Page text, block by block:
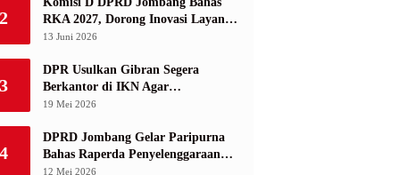
2
RKA 2027, Dorong Inovasi Layanan
Ketenagakerjaan Berbasis Desa
13 Juni 2026
3
DPR Usulkan Gibran Segera
Berkantor di IKN Agar
Infrastruktur Tak Mangkrak dan
19 Mei 2026
4
DPRD Jombang Gelar Paripurna
Bahas Raperda Penyelenggaraan
Jasa Konstruksi
12 Mei 2026